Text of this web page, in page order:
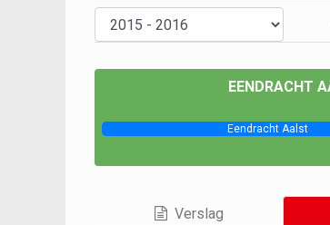
EENDRACHT
Eendracht Aalst
Verslag